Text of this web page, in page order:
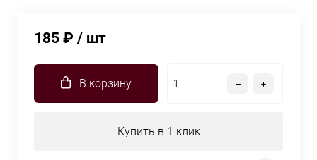
185 ₽ / шт
В корзину
Купить в 1 клик